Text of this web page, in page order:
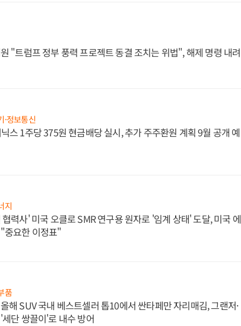
"트럼프 정부 풍력 프로젝트 동결 조치는 위법", 해제 명령 내려
·정보통신
스 1주당 375원 현금배당 실시, 추가 주주환원 계획 9월 공개 예
지
력사' 미국 오클로 SMR 연구용 원자로 '임계 상태' 도달, 미국 에
중요한 이정표"
품
해 SUV 국내 베스트셀러 톱10에서 싼타페만 자리매김, 그랜저·
단 쌍끌이'로 내수 방어